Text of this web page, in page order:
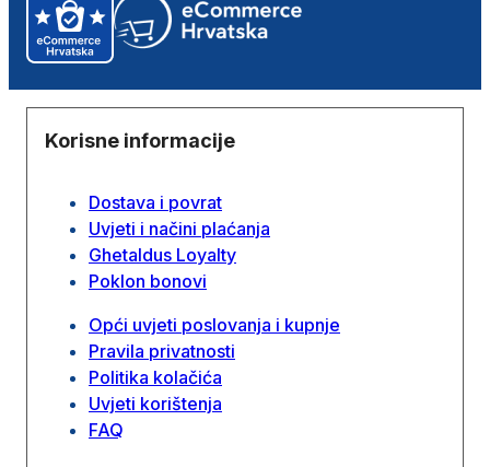
Korisne informacije
Dostava i povrat
Uvjeti i načini plaćanja
Ghetaldus Loyalty
Poklon bonovi
Opći uvjeti poslovanja i kupnje
Pravila privatnosti
Politika kolačića
Uvjeti korištenja
FAQ